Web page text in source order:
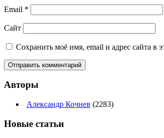
Email *
Сайт
Сохранить моё имя, email и адрес сайта в
Авторы
Александр Кочнев (2283)
Новые статьи